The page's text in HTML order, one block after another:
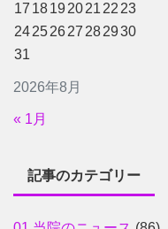
2026年8月
17 18192021 22 23
24252627 282930
31
« 1月
記事のカテゴリー